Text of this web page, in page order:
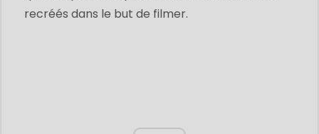
recréés dans le but de filmer.